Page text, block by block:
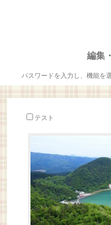
編集
パスワードを入力し、機能を
テスト